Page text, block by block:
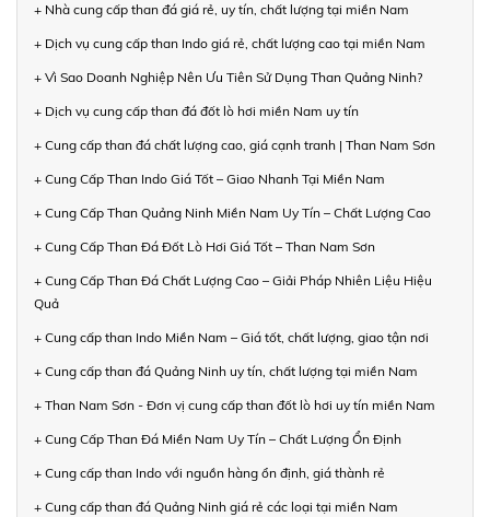
+ Nhà cung cấp than đá giá rẻ, uy tín, chất lượng tại miền Nam
+ Dịch vụ cung cấp than Indo giá rẻ, chất lượng cao tại miền Nam
+ Vì Sao Doanh Nghiệp Nên Ưu Tiên Sử Dụng Than Quảng Ninh?
+ Dịch vụ cung cấp than đá đốt lò hơi miền Nam uy tín
+ Cung cấp than đá chất lượng cao, giá cạnh tranh | Than Nam Sơn
+ Cung Cấp Than Indo Giá Tốt – Giao Nhanh Tại Miền Nam
+ Cung Cấp Than Quảng Ninh Miền Nam Uy Tín – Chất Lượng Cao
+ Cung Cấp Than Đá Đốt Lò Hơi Giá Tốt – Than Nam Sơn
+ Cung Cấp Than Đá Chất Lượng Cao – Giải Pháp Nhiên Liệu Hiệu
Quả
+ Cung cấp than Indo Miền Nam – Giá tốt, chất lượng, giao tận nơi
+ Cung cấp than đá Quảng Ninh uy tín, chất lượng tại miền Nam
+ Than Nam Sơn - Đơn vị cung cấp than đốt lò hơi uy tín miền Nam
+ Cung Cấp Than Đá Miền Nam Uy Tín – Chất Lượng Ổn Định
+ Cung cấp than Indo với nguồn hàng ổn định, giá thành rẻ
+ Cung cấp than đá Quảng Ninh giá rẻ các loại tại miền Nam